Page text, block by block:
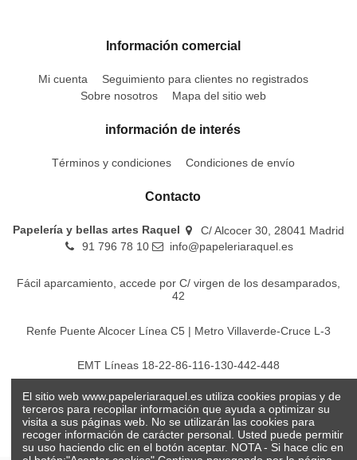
Información comercial
Mi cuenta
Seguimiento para clientes no registrados
Sobre nosotros
Mapa del sitio web
información de interés
Términos y condiciones Condiciones de envío
Contacto
Papelería y bellas artes Raquel
C/ Alcocer 30, 28041 Madrid
91 796 78 10
info@papeleriaraquel.es
Fácil aparcamiento, accede por C/ virgen de los desamparados,
42
Renfe Puente Alcocer Línea C5 | Metro Villaverde-Cruce L-3
EMT Líneas 18-22-86-116-130-442-448
Todos los precios son indicados con impuestos incluidos
El sitio web www.papeleriaraquel.es utiliza cookies propias y de
terceros para recopilar información que ayuda a optimizar su
visita a sus páginas web. No se utilizarán las cookies para
recoger información de carácter personal. Usted puede permitir
su uso haciendo clic en el botón aceptar. NOTA - Si hace clic en